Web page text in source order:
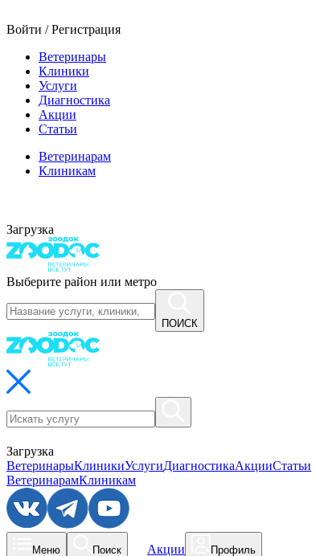
Войти / Регистрация
Ветеринары
Клиники
Услуги
Диагностика
Акции
Статьи
Ветеринарам
Клиникам
Загрузка
Выберите район или метро
ПОИСК
Загрузка
ВетеринарыКлиникиУслугиДиагностикаАкцииСтатьи
ВетеринарамКлиникам
Меню Поиск Акции Профиль